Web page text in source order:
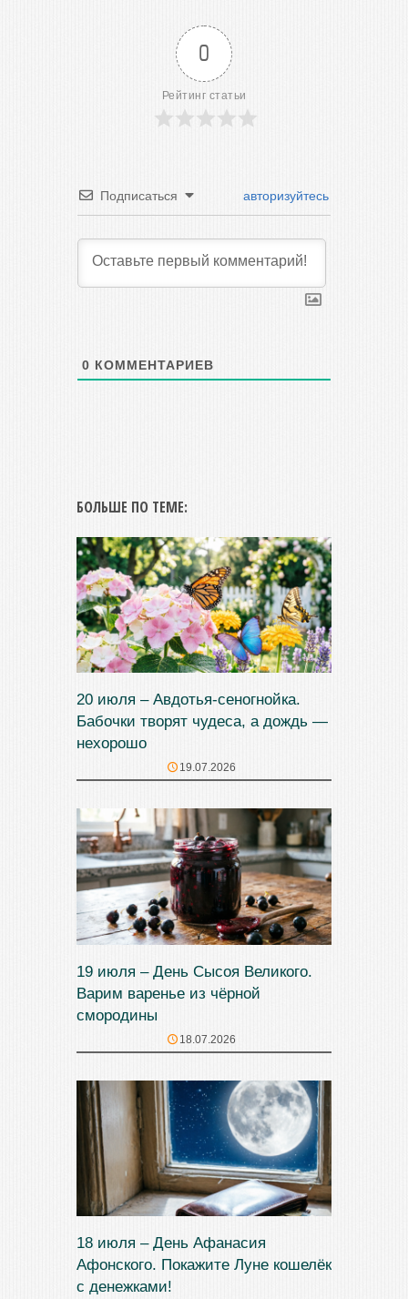
0
Рейтинг статьи
Подписаться авторизуйтесь
0 КОММЕНТАРИЕВ
БОЛЬШЕ ПО ТЕМЕ:
20 июля – Авдотья-сеногнойка.
Бабочки творят чудеса, а дождь —
нехорошо
19.07.2026
19 июля – День Сысоя Великого.
Варим варенье из чёрной
смородины
18.07.2026
18 июля – День Афанасия
Афонского. Покажите Луне кошелёк
с денежками!